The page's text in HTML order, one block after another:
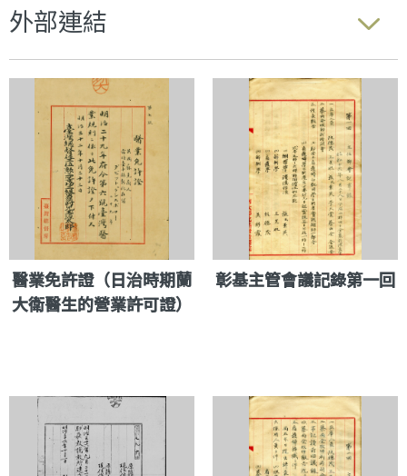
外部連結
醫業免許證（日治時期蘭
大衛醫生的營業許可證）
彰基主管會議記錄第一回